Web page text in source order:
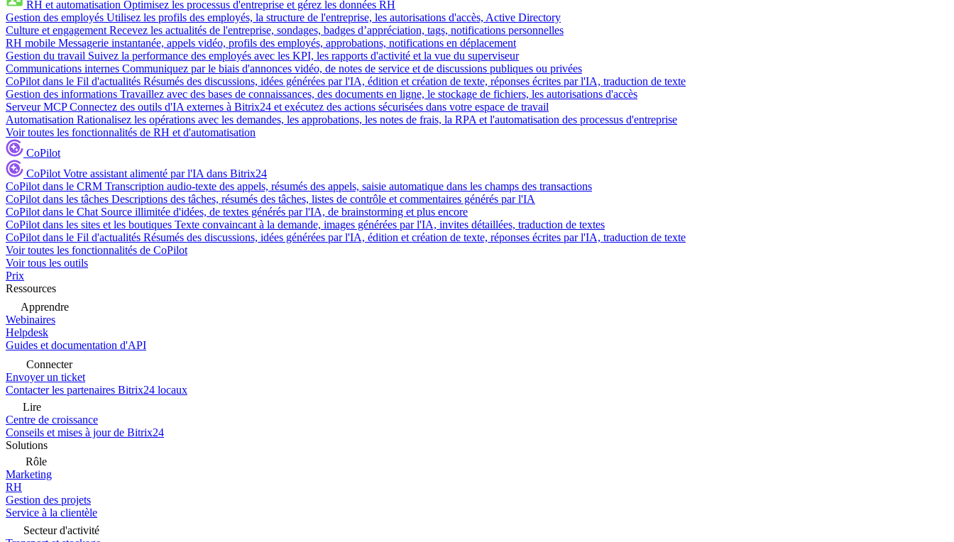
RH et automatisation Optimisez les processus d'entreprise et gérez les données RH
Gestion des employés Utilisez les profils des employés, la structure de l'entreprise, les autorisations d'accès, Active Directory
Culture et engagement Recevez les actualités de l'entreprise, sondages, badges d’appréciation, tags, notifications personnelles
RH mobile Messagerie instantanée, appels vidéo, profils des employés, approbations, notifications en déplacement
Gestion du travail Suivez la performance des employés avec les KPI, les rapports d'activité et la vue du superviseur
Communications internes Communiquez par le biais d'annonces vidéo, de notes de service et de discussions publiques ou privées
CoPilot dans le Fil d'actualités Résumés des discussions, idées générées par l'IA, édition et création de texte, réponses écrites par l'IA, traduction de texte
Gestion des informations Travaillez avec des bases de connaissances, des documents en ligne, le stockage de fichiers, les autorisations d'accès
Serveur MCP Connectez des outils d'IA externes à Bitrix24 et exécutez des actions sécurisées dans votre espace de travail
Automatisation Rationalisez les opérations avec les demandes, les approbations, les notes de frais, la RPA et l'automatisation des processus d'entreprise
Voir toutes les fonctionnalités de RH et d'automatisation
CoPilot
CoPilot Votre assistant alimenté par l'IA dans Bitrix24
CoPilot dans le CRM Transcription audio-texte des appels, résumés des appels, saisie automatique dans les champs des transactions
CoPilot dans les tâches Descriptions des tâches, résumés des tâches, listes de contrôle et commentaires générés par l'IA
CoPilot dans le Chat Source illimitée d'idées, de textes générés par l'IA, de brainstorming et plus encore
CoPilot dans les sites et les boutiques Texte convaincant à la demande, images générées par l'IA, invites détaillées, traduction de textes
CoPilot dans le Fil d'actualités Résumés des discussions, idées générées par l'IA, édition et création de texte, réponses écrites par l'IA, traduction de texte
Voir toutes les fonctionnalités de CoPilot
Voir tous les outils
Prix
Ressources
Apprendre
Webinaires
Helpdesk
Guides et documentation d'API
Connecter
Envoyer un ticket
Contacter les partenaires Bitrix24 locaux
Lire
Centre de croissance
Conseils et mises à jour de Bitrix24
Solutions
Rôle
Marketing
RH
Gestion des projets
Service à la clientèle
Secteur d'activité